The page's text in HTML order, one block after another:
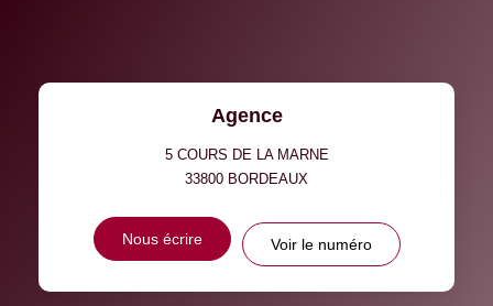
Agence
5 COURS DE LA MARNE
33800 BORDEAUX
Nous écrire Voir le numéro